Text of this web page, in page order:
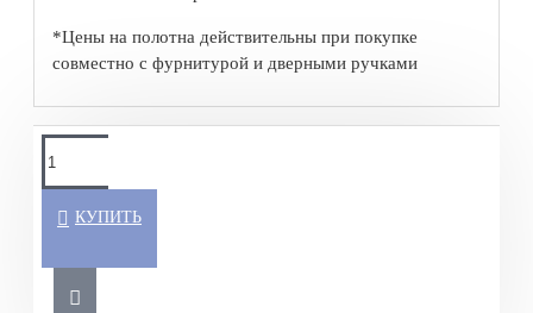
*Цены на полотна действительны при покупке
совместно с фурнитурой и дверными ручками
КУПИТЬ